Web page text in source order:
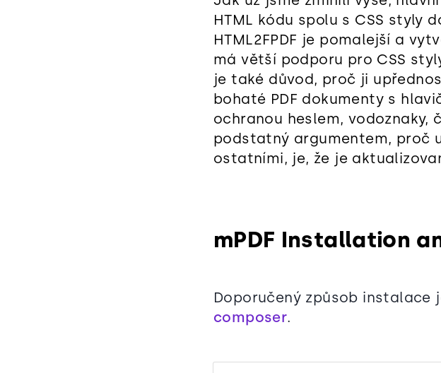
HTML kódu spolu s CSS styly
HTML2FPDF je pomalejší a
má větší podporu pro CSS
je také důvod, proč ji
bohaté PDF dokumenty s
ochranou heslem, vodoznaky,
podstatný argumentem, proč
ostatními, je, že je
mPDF Installation
Doporučený způsob instalace
composer.